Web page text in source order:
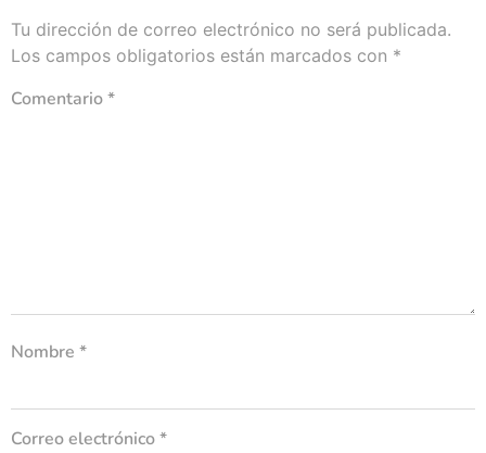
Tu dirección de correo electrónico no será publicada.
Los campos obligatorios están marcados con *
Comentario*
Nombre *
Correo electrónico*